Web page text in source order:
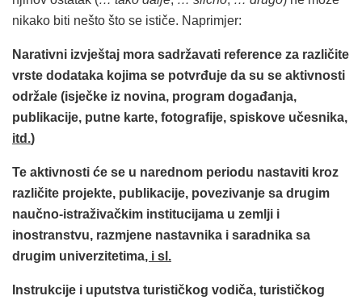
nikako biti nešto što se ističe. Naprimjer:
Narativni izvještaj mora sadržavati reference za različite
vrste dodataka kojima se potvrđuje da su se aktivnosti
održale (isječke iz novina, program događanja,
publikacije, putne karte, fotografije, spiskove učesnika,
itd.)
Te aktivnosti će se u narednom periodu nastaviti kroz
različite projekte, publikacije, povezivanje sa drugim
naučno-istraživačkim institucijama u zemlji i
inostranstvu, razmjene nastavnika i saradnika sa
drugim univerzitetima, i sl.
Instrukcije i uputstva turističkog vodiča, turističkog